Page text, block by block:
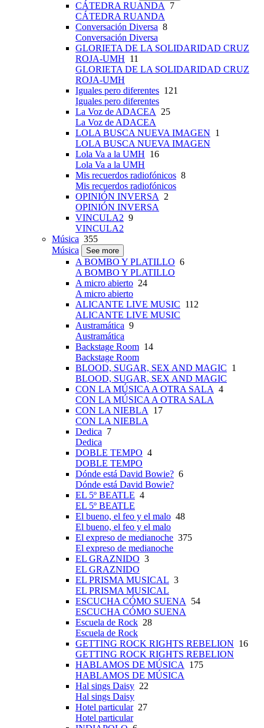
CÁTEDRA RUANDA
7
CÁTEDRA RUANDA
Conversación Diversa 8
Conversación Diversa
GLORIETA DE LA SOLIDARIDAD CRUZ
ROJA-UMH 11
GLORIETA DE LA SOLIDARIDAD CRUZ
ROJA-UMH
Iguales pero diferentes 121
Iguales pero diferentes
La Voz de ADACEA
25
La Voz de ADACEA
LOLA BUSCA NUEVA IMAGEN 1
LOLA BUSCA NUEVA IMAGEN
Lola Va a la UMH 16
Lola Va a la UMH
Mis recuerdos radiofónicos 8
Mis recuerdos radiofónicos
OPINIÓN INVERSA
2
OPINIÓN INVERSA
VINCULA2 9
VINCULA2
Música 355
Música
See more
A BOMBO Y PLATILLO 6
A BOMBO Y PLATILLO
A micro abierto 24
A micro abierto
ALICANTE LIVE MUSIC 112
ALICANTE LIVE MUSIC
Austramática 9
Austramática
Backstage Room 14
Backstage Room
BLOOD, SUGAR, SEX AND MAGIC 1
BLOOD, SUGAR, SEX AND MAGIC
CON LA MÚSICA A OTRA SALA 4
CON LA MÚSICA A OTRA SALA
CON LA NIEBLA
17
CON LA NIEBLA
Dedica 7
Dedica
DOBLE TEMPO 4
DOBLE TEMPO
Dónde está David Bowie? 6
Dónde está David Bowie?
EL 5º BEATLE 4
EL 5º BEATLE
El bueno, el feo y el malo 48
El bueno, el feo y el malo
El expreso de medianoche 375
El expreso de medianoche
EL GRAZNIDO 3
EL GRAZNIDO
EL PRISMA MUSICAL 3
EL PRISMA MUSICAL
ESCUCHA CÓMO SUENA
54
ESCUCHA CÓMO SUENA
Escuela de Rock 28
Escuela de Rock
GETTING ROCK RIGHTS REBELION 16
GETTING ROCK RIGHTS REBELION
HABLAMOS DE MÚSICA
175
HABLAMOS DE MÚSICA
Hal sings Daisy 22
Hal sings Daisy
Hotel particular27
Hotel particular